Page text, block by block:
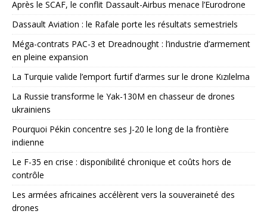
Après le SCAF, le conflit Dassault-Airbus menace l’Eurodrone
Dassault Aviation : le Rafale porte les résultats semestriels
Méga-contrats PAC-3 et Dreadnought : l’industrie d’armement
en pleine expansion
La Turquie valide l’emport furtif d’armes sur le drone Kızılelma
La Russie transforme le Yak-130M en chasseur de drones
ukrainiens
Pourquoi Pékin concentre ses J-20 le long de la frontière
indienne
Le F-35 en crise : disponibilité chronique et coûts hors de
contrôle
Les armées africaines accélèrent vers la souveraineté des
drones